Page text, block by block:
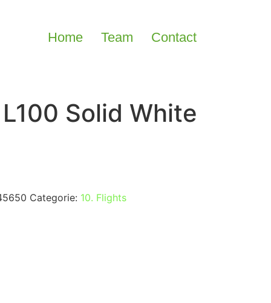
Home Team Contact
Solid White
Categorie: 10. Flights